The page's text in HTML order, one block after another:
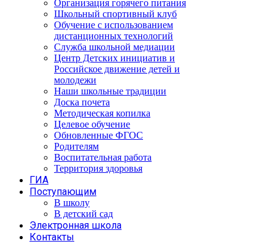
Организация горячего питания
Школьный спортивный клуб
Обучение с использованием
дистанционных технологий
Служба школьной медиации
Центр Детских инициатив и
Российское движение детей и
молодежи
Наши школьные традиции
Доска почета
Методическая копилка
Целевое обучение
Обновленные ФГОС
Родителям
Воспитательная работа
Территория здоровья
ГИА
Поступающим
В школу
В детский сад
Электронная школа
Контакты